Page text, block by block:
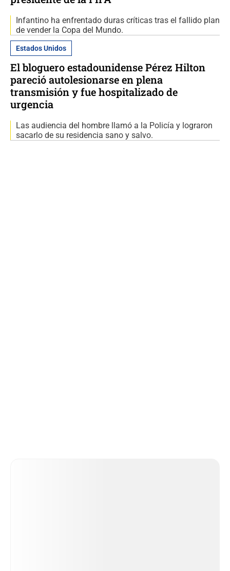
Infantino ha enfrentado duras críticas tras el fallido plan
de vender la Copa del Mundo.
Estados Unidos
El bloguero estadounidense Pérez Hilton
pareció autolesionarse en plena
transmisión y fue hospitalizado de
urgencia
Las audiencia del hombre llamó a la Policía y lograron
sacarlo de su residencia sano y salvo.